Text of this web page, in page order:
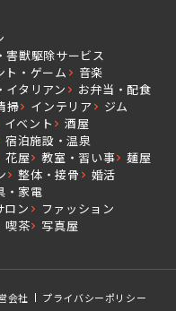
害獣駆除サービス
ト・ゲーム
音楽
イタリアン
お弁当・配食
掃 インテリア
ジム
イベント
酒屋
宿泊施設・温泉
花屋 教室・習い事
麺屋
整体・接骨
婚活
・家電
ロン
ファッション
喫茶
写真屋
会社 プライバシーポリシー